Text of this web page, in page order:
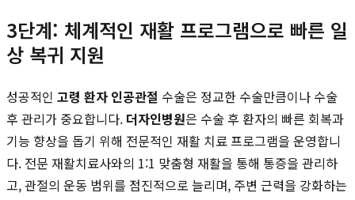
3단계: 체계적인 재활 프로그램으로 빠른 일
상 복귀 지원
성공적인 고령 환자 인공관절 수술은 정교한 수술만큼이나 수술
후 관리가 중요합니다. 더자인병원은 수술 후 환자의 빠른 회복과
기능 향상을 돕기 위해 전문적인 재활 치료 프로그램을 운영합니
다. 전문 재활치료사와의 1:1 맞춤형 재활을 통해 통증을 관리하
고, 관절의 운동 범위를 점진적으로 늘리며, 주변 근력을 강화하는